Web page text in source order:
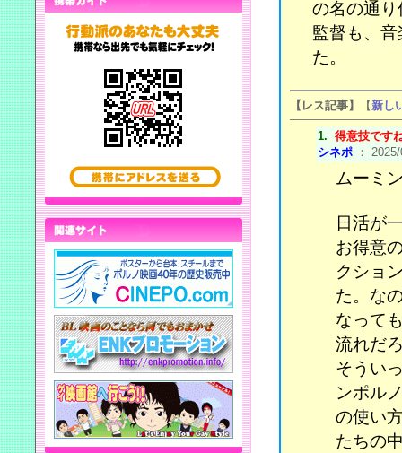
の名の通
監督も、
た。
【レス記事】 【 新し
1. 得意技です
シネポ ：
ムーミ
日活が
お得意
クショ
た。な
なって
流れだ
そうい
ンポル
の使い
たちの